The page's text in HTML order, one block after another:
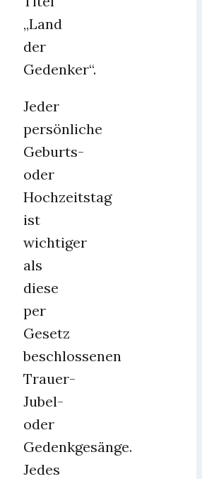
„Land
der
Gedenker“.
Jeder
persönliche
Geburts-
oder
Hochzeitstag
ist
wichtiger
als
diese
per
Gesetz
beschlossenen
Trauer-
Jubel-
oder
Gedenkgesänge.
Jedes